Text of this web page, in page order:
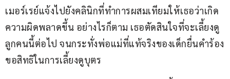
เมอร์เรย์แจ้งไปยังคลินิกที่ทำการผสมเทียมให้เธอว่าเกิด
ความผิดพลาดขึ้น อย่างไรก็ตาม เธอตัดสินใจที่จะเลี้ยงดู
ลูกคนนี้ต่อไป จนกระทั่งพ่อแม่ที่แท้จริงของเด็กยื่นคำร้อง
ขอสิทธิในการเลี้ยงดูบุตร